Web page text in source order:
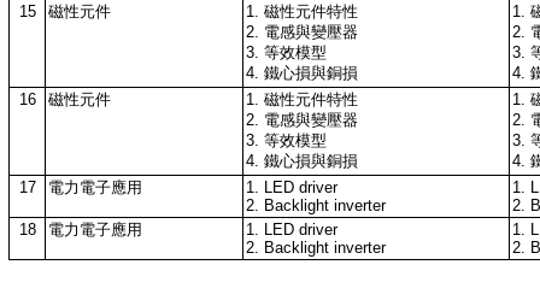
15
磁性元件
1. 磁性元件特性
2. 電感與變壓器
3. 等效模型
4. 鐵心損與銅損
1.
2.
3.
4.
16
磁性元件
1. 磁性元件特性
2. 電感與變壓器
3. 等效模型
4. 鐵心損與銅損
1.
2.
3.
4.
17
電力電子應用
1. LED driver
2. Backlight inverter
1.
2.
18
電力電子應用
1. LED driver
2. Backlight inverter
1.
2.